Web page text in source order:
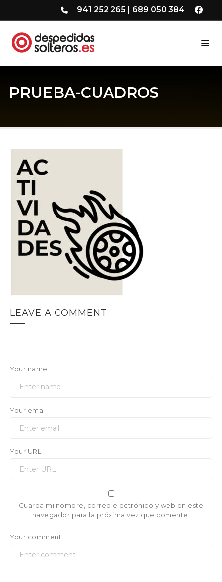
941 252 265 | 689 050 384
PRUEBA-CUADROS
LEAVE A COMMENT
Your name
Your email
Your URL
Guarda mi nombre, correo electrónico y web en este
navegador para la próxima vez que comente.
Your comment